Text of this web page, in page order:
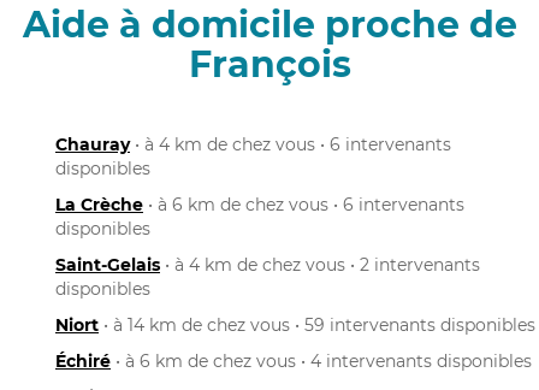
Aide à domicile proche de
François
Chauray• à 4 km de chez vous • 6 intervenants
disponibles
La Crèche • à 6 km de chez vous • 6 intervenants
disponibles
Saint-Gelais • à 4 km de chez vous • 2 intervenants
disponibles
Niort • à 14 km de chez vous • 59 intervenants disponibles
Échiré • à 6 km de chez vous • 4 intervenants disponibles